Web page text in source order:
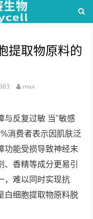
提取物原料的
max
与反复过敏 当"敏感
消费者表示因肌肤泛
功能受损导致神经末
香精等成分更易引
，难以同时实现抗
白细胞提取物原料脱